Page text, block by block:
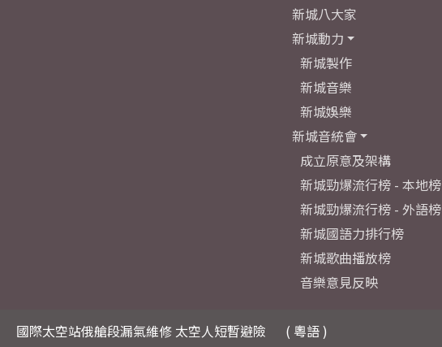
國際太空站俄艙段漏氣維修 太空人短暫避險
( 粵語 )
新城八大家
新城動力
新城製作
新城音樂
新城娛樂
新城音統會
成立原意及架構
新城勁爆流行榜 - 本地榜
新城勁爆流行榜 - 外語榜
新城國語力排行榜
新城歌曲播放榜
音樂意見反映